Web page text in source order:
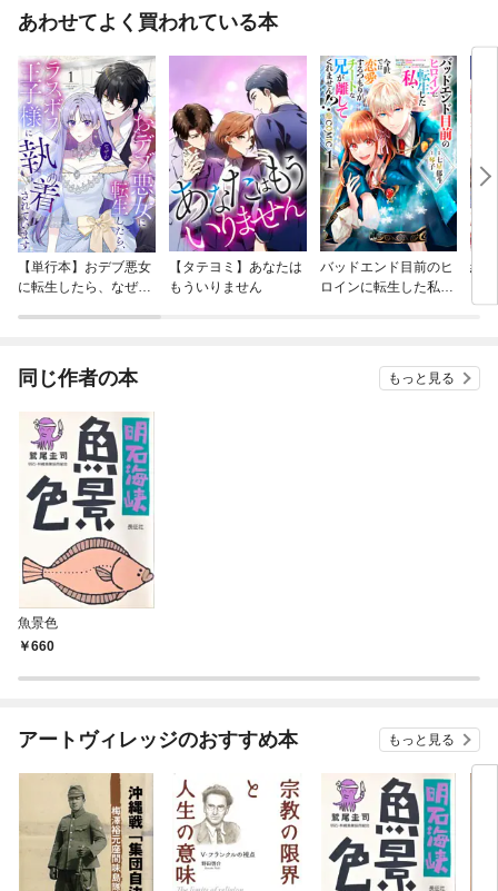
あわせてよく買われている本
【単行本】おデブ悪女
に転生したら、なぜか
【タテヨミ】あなたは
もういりません
バッドエンド目前のヒ
ロインに転生した私、
結
同じ作者の本 もっと見る
魚景色
660
アートヴィレッジのおすすめ本 もっと見る